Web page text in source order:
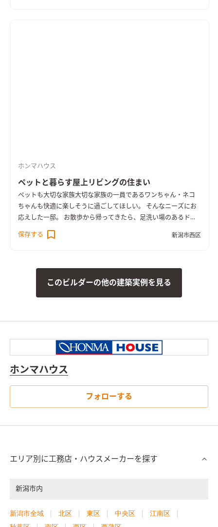
ホンマハウス
ペットと暮らす屋上リビングの住まい
ペットも大切な家族大切な家族の一員であるワンちゃん・ネコ
ちゃんも快適に楽しそうに過ごしてほしい。 そんなニーズにお
応えした一邸。 お散歩から帰ってきたら、足洗い場のあるドッ
グスペースへ直行。 広々屋上があるので、お外に出かけなくて
もノンリードでワンちゃんも伸び伸び楽しめます。 オトナ仕様
保存する 新潟市西区
このビルダーの他の建築実例を見る
ホンマハウス
フォローする
エリア別に工務店・ハウスメーカーを探す
新潟市内
新潟市全域 北区 東区 中央区
江南区